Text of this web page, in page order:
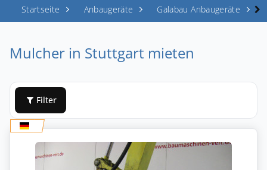
Startseite Anbaugeräte Galabau Anbaugeräte
Mulcher in Stuttgart mieten
Filter